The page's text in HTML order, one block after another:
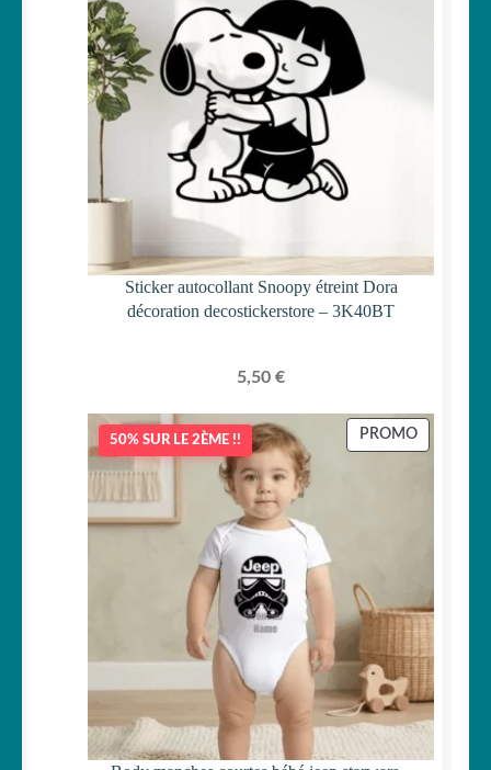
Sticker autocollant Snoopy étreint Dora
décoration decostickerstore – 3K40BT
5,50 €
50% SUR LE 2ÈME !! PROMOPRODUIT